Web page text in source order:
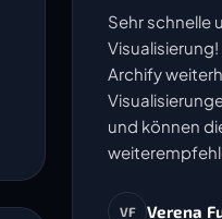
Sehr schnelle
Archify
und können
VF Verena